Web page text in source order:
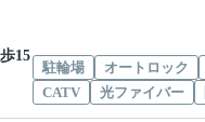
15
駐輪場 オートロック
CATV
光ファイバー